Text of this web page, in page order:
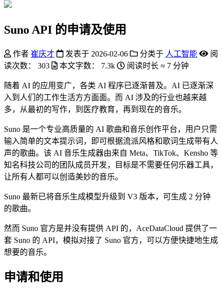
Suno API 的申请及使用
作者 崔庆才 发表于 2026-02-06 分类于 人工智能
阅
读次数：
303 本文字数： 7.3k 阅读时长 ≈ 7 分钟
随着 AI 的应用变广，各类 AI 程序已逐渐普及。AI 已逐渐深
入到人们的工作生活方方面面。而 AI 涉及的行业也越来越
多，从最初的写作，到医疗教育，再到现在的音乐。
Suno 是一个专业高质量的 AI 歌曲和音乐创作平台，用户只需
输入简单的文本提示词，即可根据流派风格和歌词生成带有人
声的歌曲。该 AI 音乐生成器由来自 Meta、TikTok、Kensho 等
知名科技公司的团队成员开发，目标是不需要任何乐器工具，
让所有人都可以创造美妙的音乐。
Suno 最新已将音乐生成模型升级到 V3 版本，可生成 2 分钟
的歌曲。
然而 Suno 官方是并没有提供 API 的，AceDataCloud 提供了一
套 Suno 的 API，模拟对接了 Suno 官方，可以方便快捷地生成
想要的音乐。
申请和使用